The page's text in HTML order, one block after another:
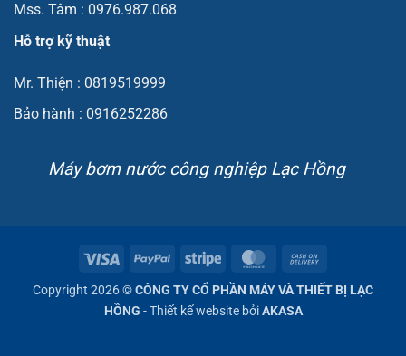
Mss. Tâm : 0976.987.068
Hỗ trợ kỹ thuật
Mr. Thiện : 0819519999
Bảo hành : 0916252286
Máy bơm nước công nghiệp Lạc Hồng
Visa PayPal Stripe MasterCard
Delivery
Copyright 2026 ©CÔNG TY CỔ PHẦN MÁY VÀ THIẾT BỊ LẠC
HỒNG - Thiết kế website bởiAKASA